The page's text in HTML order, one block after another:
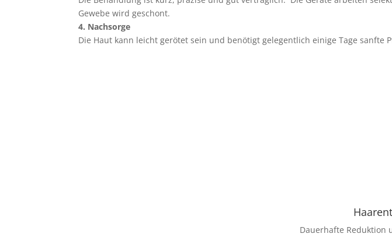
Gewebe wird geschont.
4. Nachsorge
Die Haut kann leicht gerötet sein und benötigt gelegentlich einige Tage sanfte
Dauerhafte Reduktion